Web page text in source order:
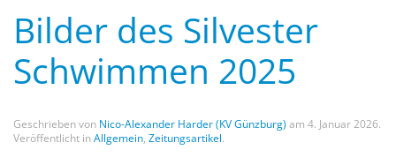
Bilder des Silvester
Schwimmen 2025
Geschrieben von Nico-Alexander Harder (KV Günzburg) am 4. Januar 2026.
Veröffentlicht inAllgemein, Zeitungsartikel.